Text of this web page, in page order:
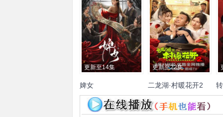
更新至14集
婢女
邓凯 赵夕汐 杨云绚 姚诺
于昕仡
更新至22集
二龙湖·村暖花开2
张浩 刘萌萌 郑舒环 郭铁
城 黄晓娟 来喜 张洪杰 李